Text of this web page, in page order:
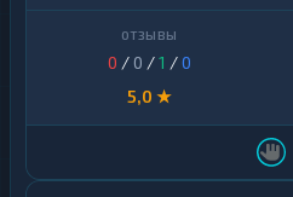
0 / 0 /1 /0
5,0 ★